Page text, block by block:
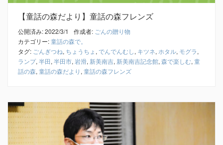
【童話の森だより】童話の森フレンズ
公開済み: 2022/3/1 作成者: ごんの贈り物
カテゴリー:童話の森で。
タグ: ごんぎつね, ちょうちょ , でんでんむし, キツネ, ホタル, モグラ,
ランプ, 半田, 半田市, 岩滑, 新美南吉, 新美南吉記念館, 森で楽しむ, 童
話の森, 童話の森だより , 童話の森フレンズ